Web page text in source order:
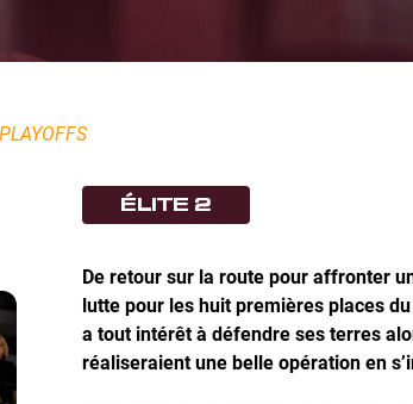
ÉLITE 2
De retour sur la route pour affronter
lutte pour les huit premières places
a tout intérêt à défendre ses terres
réaliseraient une belle opération en